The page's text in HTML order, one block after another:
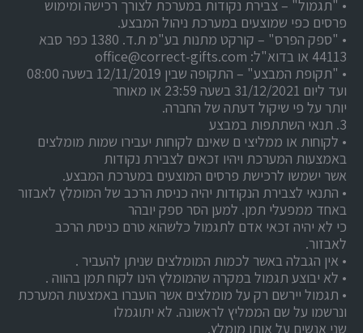
• "תגמול" – צבירת נקודות במערכת לצורך רכישה ומימוש
פרסים כפי שמוצעים במערכת ניהול המבצע.
• "ספק הפרס" – קורקט מתנות בע"מ ת.ד. 1380 כפר סבא
44113 או בדוא"ל: office@correct-gifts.com
• "תקופת המבצע" – התקופה שבין 12/11/2019 בשעה 08:00
ועד ליום 31/12/2021 בשעה 23:59 או מאוחר
יותר על פי שיקול דעתה של החברה.
3. תנאי השתתפות במבצע
• לקוחות או ממליצי ם שאינם לקוחות יעבירו שמות מומלצים
באמצעות המערכת ויהיו זכאים לצבירת נקודות
אשר ישמשו לרכישת פרסים המוצעים במערכת המבצע.
• התנאי לצבירת הנקודות יהיה כניסת הרכב של המומלץ לאבזור
באחד ממפעלי תמן. למען הסר ספק יובהר
כי לא יהיה זכאי אדם לתגמול כלשהוא טרם כניסת הרכב
לאבזור.
• אין הגבלה באשר לכמות המומלצים שניתן להעביר .
• לא יבוצע תגמול במקרה שהמומלץ הינו לקוח תמן בהווה .
• תגמול יירשם רק על מומלצים אשר הועברו באמצעות המערכת
ונרשמו על שם הממליץ לראשונה. לא יתוגמלו
שני אנשים על אותו מומלץ.